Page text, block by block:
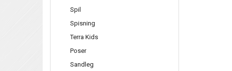
Spil
Spisning
Terra Kids
Poser
Sandleg